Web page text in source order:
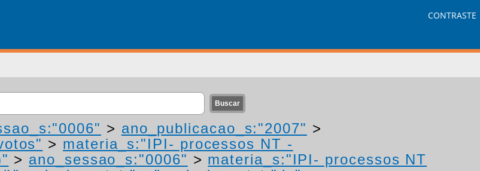
CONTRASTE
> ano_publicacao_s:"2007" >
> materia_s:"IPI- processos NT -
> ano_sessao_s:"0006" > materia_s:"IPI- processos NT